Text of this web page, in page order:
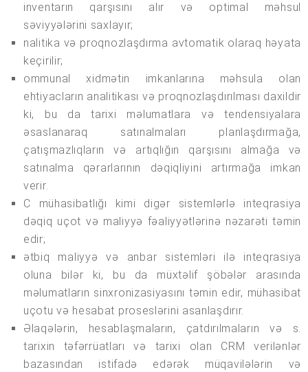
inventarın qarşısını alır və optimal məhsul
səviyyələrini saxlayır;
nalitika və proqnozlaşdırma avtomatik olaraq həyata
keçirilir;
ommunal xidmətin imkanlarına məhsula olan
ehtiyacların analitikası və proqnozlaşdırılması daxildir
ki, bu da tarixi məlumatlara və tendensiyalara
əsaslanaraq satınalmaları planlaşdırmağa,
çatışmazlıqların və artıqlığın qarşısını almağa və
satınalma qərarlarının dəqiqliyini artırmağa imkan
verir.
C mühasibatlığı kimi digər sistemlərlə inteqrasiya
dəqiq uçot və maliyyə fəaliyyətlərinə nəzarəti təmin
edir;
ətbiq maliyyə və anbar sistemləri ilə inteqrasiya
oluna bilər ki, bu da müxtəlif şöbələr arasında
məlumatların sinxronizasiyasını təmin edir, mühasibat
uçotu və hesabat proseslərini asanlaşdırır.
Əlaqələrin, hesablaşmaların, çatdırılmaların və s.
tarixin təfərrüatları və tarixi olan CRM verilənlər
bazasından istifadə edərək müqavilələrin və